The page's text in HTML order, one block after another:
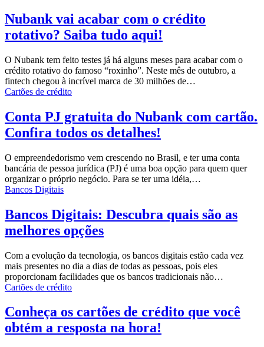
Nubank vai acabar com o crédito
rotativo? Saiba tudo aqui!
O Nubank tem feito testes já há alguns meses para acabar com o
crédito rotativo do famoso “roxinho”. Neste mês de outubro, a
fintech chegou à incrível marca de 30 milhões de…
Cartões de crédito
Conta PJ gratuita do Nubank com cartão.
Confira todos os detalhes!
O empreendedorismo vem crescendo no Brasil, e ter uma conta
bancária de pessoa jurídica (PJ) é uma boa opção para quem quer
organizar o próprio negócio. Para se ter uma idéia,…
Bancos Digitais
Bancos Digitais: Descubra quais são as
melhores opções
Com a evolução da tecnologia, os bancos digitais estão cada vez
mais presentes no dia a dias de todas as pessoas, pois eles
proporcionam facilidades que os bancos tradicionais não…
Cartões de crédito
Conheça os cartões de crédito que você
obtém a resposta na hora!